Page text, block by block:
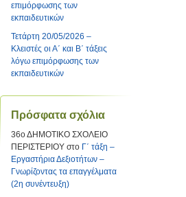
επιμόρφωσης των
εκπαιδευτικών
Τετάρτη 20/05/2026 –
Κλειστές οι Α΄ και Β΄ τάξεις
λόγω επιμόρφωσης των
εκπαιδευτικών
Πρόσφατα σχόλια
36ο ΔΗΜΟΤΙΚΟ ΣΧΟΛΕΙΟ
ΠΕΡΙΣΤΕΡΙΟΥ στο Γ΄ τάξη –
Εργαστήρια Δεξιοτήτων –
Γνωρίζοντας τα επαγγέλματα
(2η συνέντευξη)